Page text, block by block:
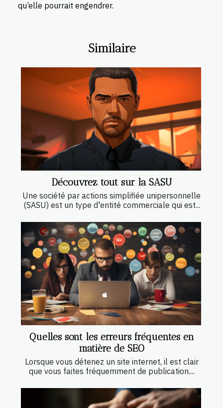
qu’elle pourrait engendrer.
Similaire
Découvrez tout sur la SASU
Une société par actions simplifiée unipersonnelle
(SASU) est un type d'entité commerciale qui est...
Quelles sont les erreurs fréquentes en
matière de SEO
Lorsque vous détenez un site internet, il est clair
que vous faites fréquemment de publication....